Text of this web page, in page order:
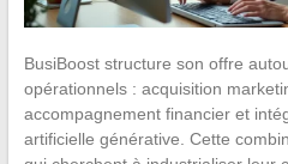
BusiBoost structure son offre
opérationnels : acquisition
accompagnement financier et
artificielle générative. Cette